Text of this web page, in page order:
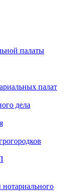
палаты
палат
дела